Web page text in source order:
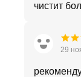
чистит
29